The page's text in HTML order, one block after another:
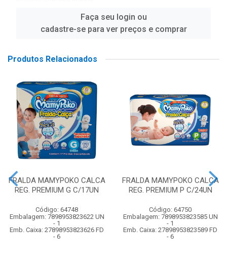
Faça seu login ou
cadastre-se para ver preços e comprar
Produtos Relacionados
FRALDA MAMYPOKO CALCA
REG. PREMIUM G C/17UN
Código: 64748
Embalagem: 7898953823622 UN
- 1
Emb. Caixa: 27898953823626 FD
- 6
FRALDA MAMYPOKO CALCA
REG. PREMIUM P C/24UN
Código: 64750
Embalagem: 7898953823585 UN
- 1
Emb. Caixa: 27898953823589 FD
- 6